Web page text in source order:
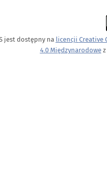
jest dostępny na licencji Creative
4.0 Międzynarodowez